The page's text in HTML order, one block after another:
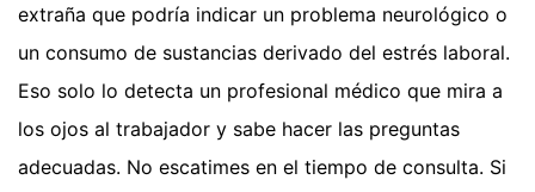
extraña que podría indicar un problema neurológico o
un consumo de sustancias derivado del estrés laboral.
Eso solo lo detecta un profesional médico que mira a
los ojos al trabajador y sabe hacer las preguntas
adecuadas. No escatimes en el tiempo de consulta. Si